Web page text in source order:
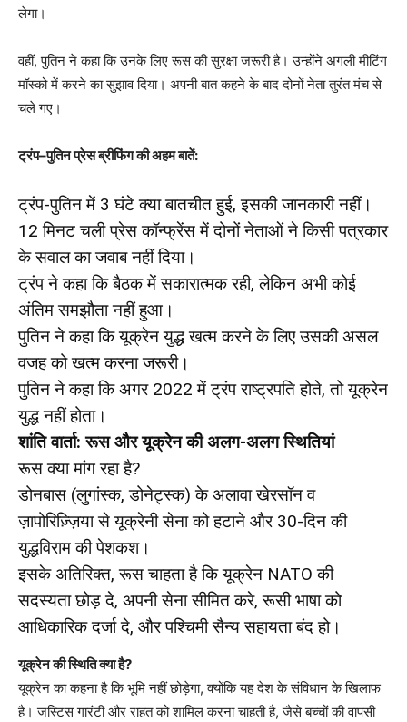
लेगा।
वहीं, पुतिन ने कहा कि उनके लिए रूस की सुरक्षा जरूरी है। उन्होंने अगली मीटिंग
मॉस्को में करने का सुझाव दिया। अपनी बात कहने के बाद दोनों नेता तुरंत मंच से
चले गए।
ट्रंप–पुतिन प्रेस ब्रीफिंग की अहम बातें:
ट्रंप-पुतिन में 3 घंटे क्या बातचीत हुई, इसकी जानकारी नहीं।
12 मिनट चली प्रेस कॉन्फ्रेंस में दोनों नेताओं ने किसी पत्रकार
के सवाल का जवाब नहीं दिया।
ट्रंप ने कहा कि बैठक में सकारात्मक रही, लेकिन अभी कोई
अंतिम समझौता नहीं हुआ।
पुतिन ने कहा कि यूक्रेन युद्ध खत्म करने के लिए उसकी असल
वजह को खत्म करना जरूरी।
पुतिन ने कहा कि अगर 2022 में ट्रंप राष्ट्रपति होते, तो यूक्रेन
युद्ध नहीं होता।
शांति वार्ता: रूस और यूक्रेन की अलग-अलग स्थितियां
रूस क्या मांग रहा है?
डोनबास (लुगांस्क, डोनेट्स्क) के अलावा खेरसॉन व
ज़ापोरिज़्ज़िया से यूक्रेनी सेना को हटाने और 30‑दिन की
युद्धविराम की पेशकश।
इसके अतिरिक्त, रूस चाहता है कि यूक्रेन NATO की
सदस्यता छोड़ दे, अपनी सेना सीमित करे, रूसी भाषा को
आधिकारिक दर्जा दे, और पश्चिमी सैन्य सहायता बंद हो।
यूक्रेन की स्थिति क्या है?
यूक्रेन का कहना है कि भूमि नहीं छोड़ेगा, क्योंकि यह देश के संविधान के खिलाफ
है। जस्टिस गारंटी और राहत को शामिल करना चाहती है, जैसे बच्चों की वापसी